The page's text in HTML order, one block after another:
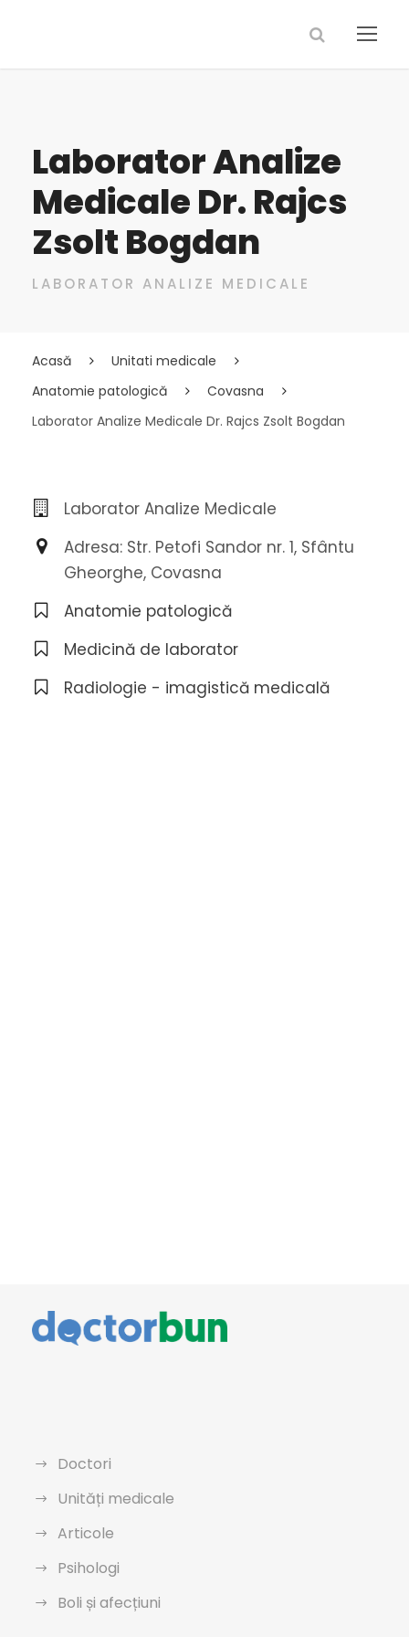
Laborator Analize
Medicale Dr. Rajcs
Zsolt Bogdan
LABORATOR ANALIZE MEDICALE
Acasă
Unitati medicale
Anatomie patologică
Covasna
Laborator Analize Medicale Dr. Rajcs Zsolt Bogdan
Laborator Analize Medicale
Adresa: Str. Petofi Sandor nr. 1, Sfântu
Gheorghe, Covasna
Anatomie patologică
Medicină de laborator
Radiologie - imagistică medicală
Doctori
Unități medicale
Articole
Psihologi
Boli și afecțiuni